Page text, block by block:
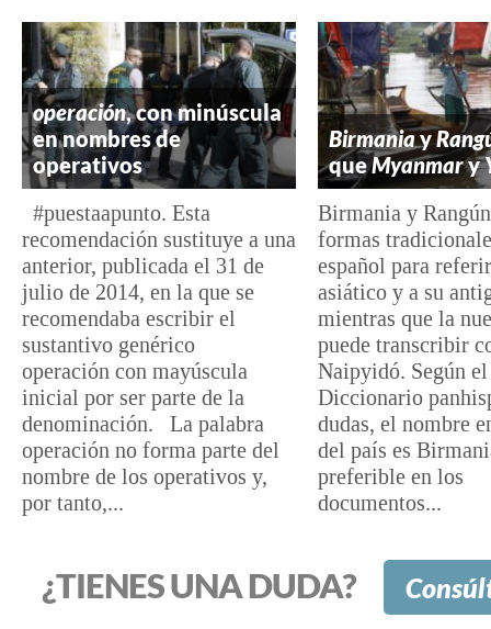
operación, con minúscula
en nombres de
operativos
#puestaapunto. Esta
recomendación sustituye a una
anterior, publicada el 31 de
julio de 2014, en la que se
recomendaba escribir el
sustantivo genérico
operación con mayúscula
inicial por ser parte de la
denominación. La palabra
operación no forma parte del
nombre de los operativos y,
por tanto,...
Birmaniay
queMyanmary
Birmania y
formas
español para
asiático y a su
mientras que la
puede transcribir
Naipyidó. Según el
Diccionario
dudas, el nombre
del país es
preferible en los
documentos...
¿TIENES UNA DUDA?